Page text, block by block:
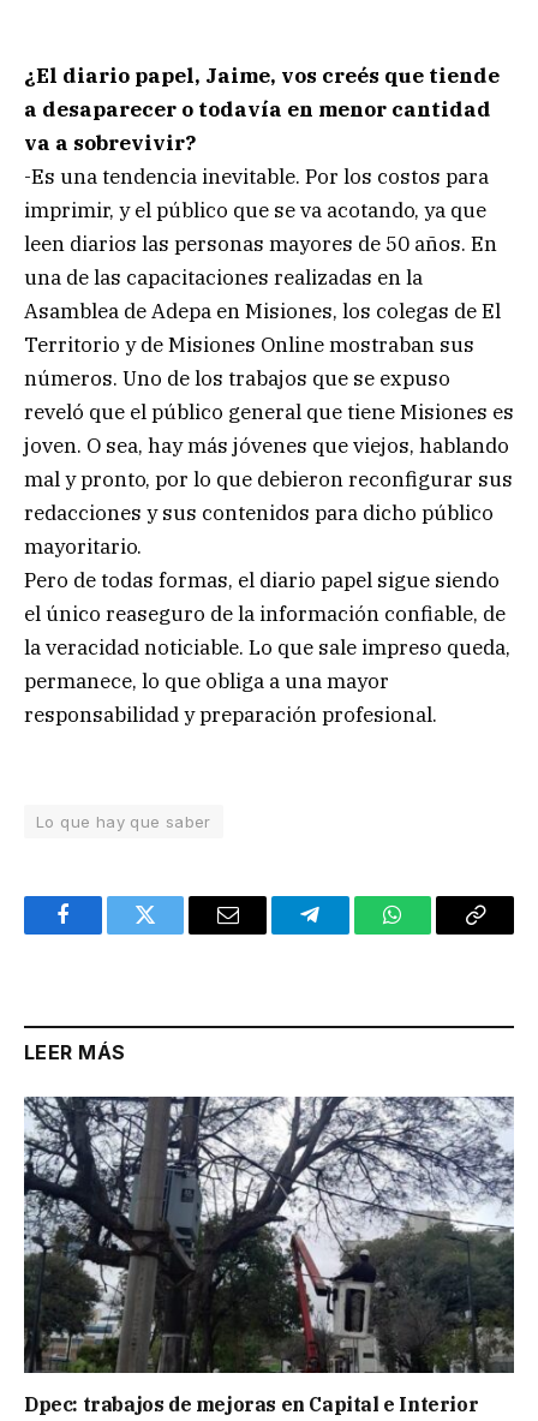
¿El diario papel, Jaime, vos creés que tiende
a desaparecer o todavía en menor cantidad
va a sobrevivir?
-Es una tendencia inevitable. Por los costos para
imprimir, y el público que se va acotando, ya que
leen diarios las personas mayores de 50 años. En
una de las capacitaciones realizadas en la
Asamblea de Adepa en Misiones, los colegas de El
Territorio y de Misiones Online mostraban sus
números. Uno de los trabajos que se expuso
reveló que el público general que tiene Misiones es
joven. O sea, hay más jóvenes que viejos, hablando
mal y pronto, por lo que debieron reconfigurar sus
redacciones y sus contenidos para dicho público
mayoritario.
Pero de todas formas, el diario papel sigue siendo
el único reaseguro de la información confiable, de
la veracidad noticiable. Lo que sale impreso queda,
permanece, lo que obliga a una mayor
responsabilidad y preparación profesional.
Lo que hay que saber
FacebookTwitter Email TelegramWhatsAppCopy
LEER MÁS
Dpec: trabajos de mejoras en Capital e Interior